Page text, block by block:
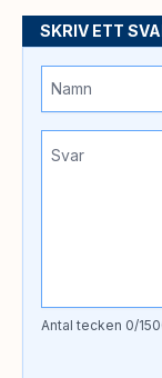
SKRIV ETT
Antal tecken 0/